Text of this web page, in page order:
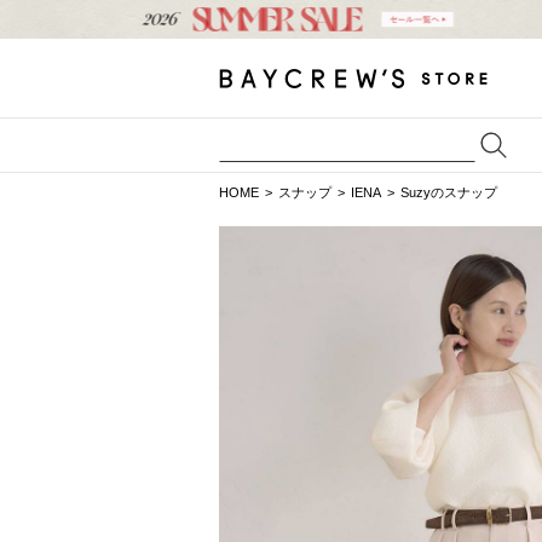
HOME スナップ IENA Suzyのスナップ